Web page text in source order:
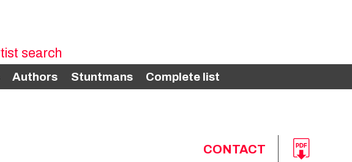
Authors Stuntmans Complete list
CONTACT